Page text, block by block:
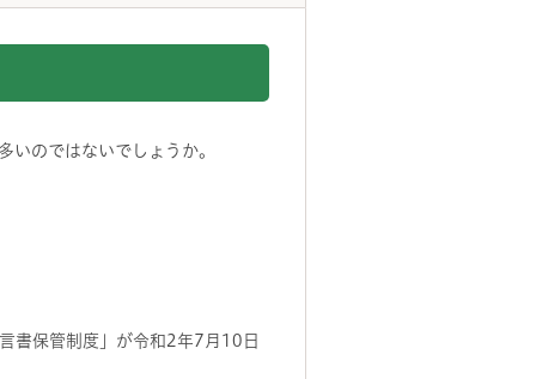
いのではないでしょうか。
書保管制度」が令和2年7月10日